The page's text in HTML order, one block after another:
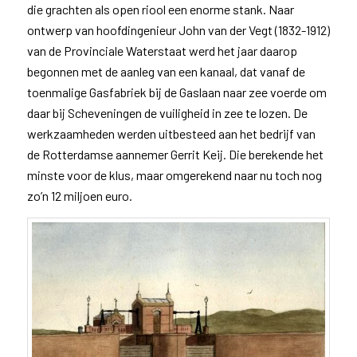
die grachten als open riool een enorme stank. Naar
ontwerp van hoofdingenieur John van der Vegt (1832-1912)
van de Provinciale Waterstaat werd het jaar daarop
begonnen met de aanleg van een kanaal, dat vanaf de
toenmalige Gasfabriek bij de Gaslaan naar zee voerde om
daar bij Scheveningen de vuiligheid in zee te lozen. De
werkzaamheden werden uitbesteed aan het bedrijf van
de Rotterdamse aannemer Gerrit Keij. Die berekende het
minste voor de klus, maar omgerekend naar nu toch nog
zo’n 12 miljoen euro.